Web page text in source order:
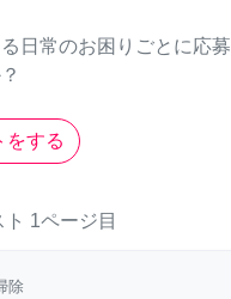
日常のお困りごとに応
をする
1ページ目
除